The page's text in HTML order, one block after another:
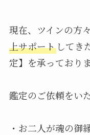
現在、ツインの方
上サポートしてき
定】を承っておりま
鑑定のご依頼をい
・お二人が魂の御